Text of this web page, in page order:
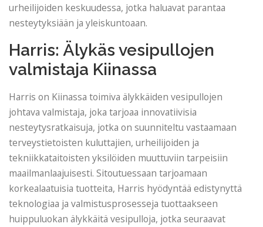
urheilijoiden keskuudessa, jotka haluavat parantaa
nesteytyksiään ja yleiskuntoaan.
Harris: Älykäs vesipullojen
valmistaja Kiinassa
Harris on Kiinassa toimiva älykkäiden vesipullojen
johtava valmistaja, joka tarjoaa innovatiivisia
nesteytysratkaisuja, jotka on suunniteltu vastaamaan
terveystietoisten kuluttajien, urheilijoiden ja
tekniikkataitoisten yksilöiden muuttuviin tarpeisiin
maailmanlaajuisesti. Sitoutuessaan tarjoamaan
korkealaatuisia tuotteita, Harris hyödyntää edistynyttä
teknologiaa ja valmistusprosesseja tuottaakseen
huippuluokan älykkäitä vesipulloja, jotka seuraavat